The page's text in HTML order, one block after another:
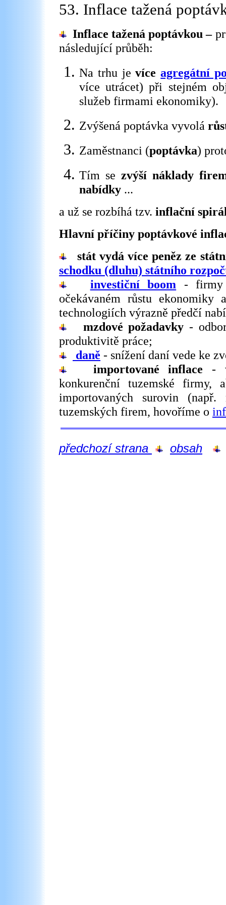
53. Inflace tažená
Inflace tažená poptávkou –
následující průběh:
Na trhu jevíceagregátní
více utrácet) při stejném
služeb firmami ekonomiky).
Zvýšená poptávka vyvolá
Zaměstnanci (poptávka)
Tím se zvýší náklady
nabídky ...
a už se rozbíhá tzv. inflační
Hlavní příčiny poptávkové
stát vydá více peněz ze
schodku (dluhu) státního
investiční boom - firmy
očekávaném růstu
technologiích výrazně předčí
mzdové požadavky -
produktivitě práce;
daně - snížení daní vede ke
importované inflace -
konkurenční tuzemské firmy,
importovaných surovin
tuzemských firem, hovoříme o
předchozí strana obsah